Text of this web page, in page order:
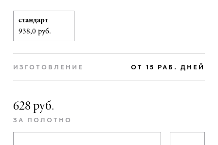
ИЗГОТОВЛЕНИЕ ОТ 15 РАБ. ДНЕЙ
628 руб.
ЗА ПОЛОТНО
стандарт
938,0 руб.